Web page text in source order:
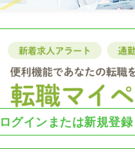
ログインまたは新規登録